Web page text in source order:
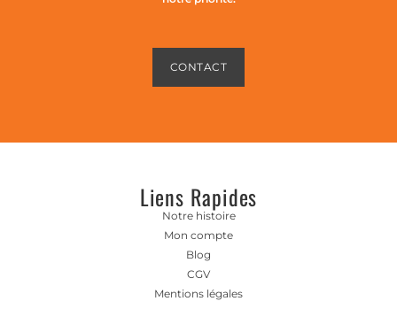
CONTACT
Liens Rapides
Notre histoire
Mon compte
Blog
CGV
Mentions légales